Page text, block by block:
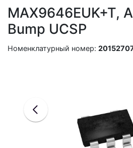
MAX9646EUK+T,
Bump UCSP
Номенклатурный номер: